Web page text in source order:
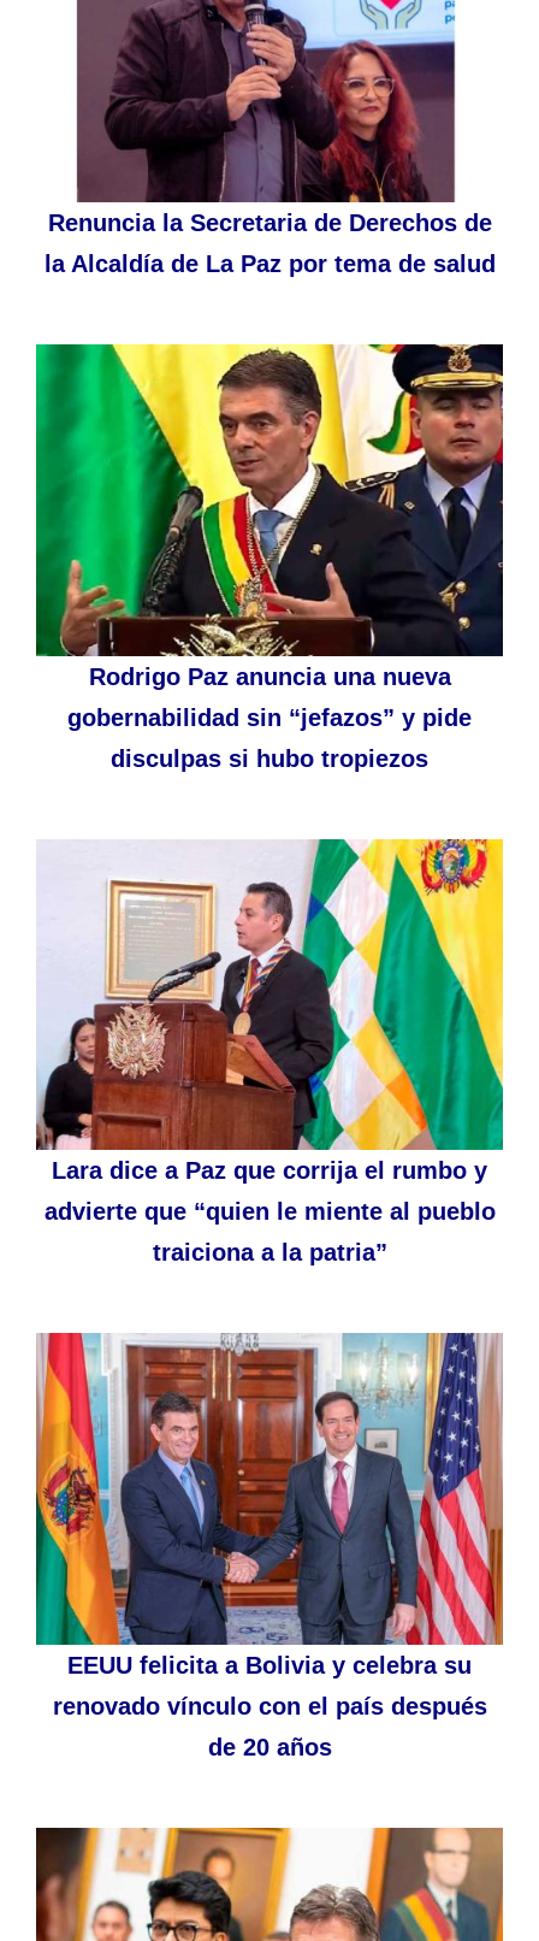
Renuncia la Secretaria de Derechos de
la Alcaldía de La Paz por tema de salud
Rodrigo Paz anuncia una nueva
gobernabilidad sin “jefazos” y pide
disculpas si hubo tropiezos
Lara dice a Paz que corrija el rumbo y
advierte que “quien le miente al pueblo
traiciona a la patria”
EEUU felicita a Bolivia y celebra su
renovado vínculo con el país después
de 20 años